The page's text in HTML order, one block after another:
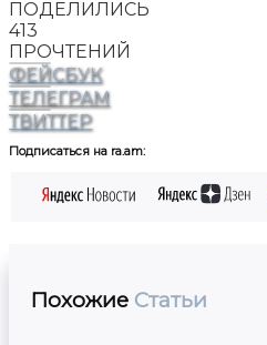
ПОДЕЛИЛИСЬ
413
ПРОЧТЕНИЙ
ФЕЙСБУК
ТЕЛЕГРАМ
ТВИТТЕР
Подписаться на ra.am:
Похожие Статьи